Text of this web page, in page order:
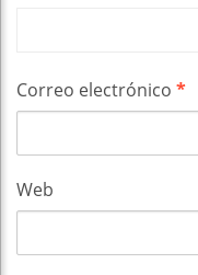
Correo electrónico *
Web